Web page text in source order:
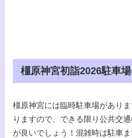
橿原神宮初詣2026駐車場
橿原神宮には臨時駐車場があり
りますので、できる限り公共交
が良いでしょう！混雑時は駐車